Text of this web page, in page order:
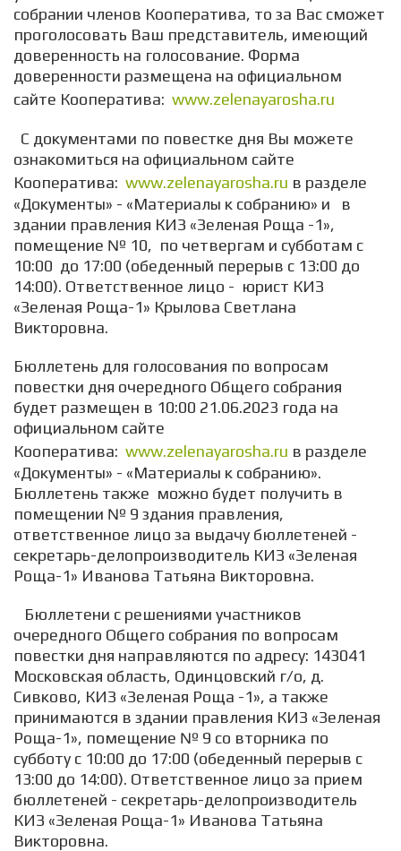
собрании членов Кооператива, то за Вас сможет
проголосовать Ваш представитель, имеющий
доверенность на голосование. Форма
доверенности размещена на официальном
сайте Кооператива: www.zelenayarosha.ru
С документами по повестке дня Вы можете
ознакомиться на официальном сайте
Кооператива: www.zelenayarosha.ru в разделе
«Документы» - «Материалы к собранию» и в
здании правления КИЗ «Зеленая Роща -1»,
помещение № 10, по четвергам и субботам с
10:00 до 17:00 (обеденный перерыв с 13:00 до
14:00). Ответственное лицо - юрист КИЗ
«Зеленая Роща-1» Крылова Светлана
Викторовна.
Бюллетень для голосования по вопросам
повестки дня очередного Общего собрания
будет размещен в 10:00 21.06.2023 года на
официальном сайте
Кооператива: www.zelenayarosha.ru в разделе
«Документы» - «Материалы к собранию».
Бюллетень также можно будет получить в
помещении № 9 здания правления,
ответственное лицо за выдачу бюллетеней -
секретарь-делопроизводитель КИЗ «Зеленая
Роща-1» Иванова Татьяна Викторовна.
Бюллетени с решениями участников
очередного Общего собрания по вопросам
повестки дня направляются по адресу: 143041
Московская область, Одинцовский г/о, д.
Сивково, КИЗ «Зеленая Роща -1», а также
принимаются в здании правления КИЗ «Зеленая
Роща-1», помещение № 9 со вторника по
субботу с 10:00 до 17:00 (обеденный перерыв с
13:00 до 14:00). Ответственное лицо за прием
бюллетеней - секретарь-делопроизводитель
КИЗ «Зеленая Роща-1» Иванова Татьяна
Викторовна.